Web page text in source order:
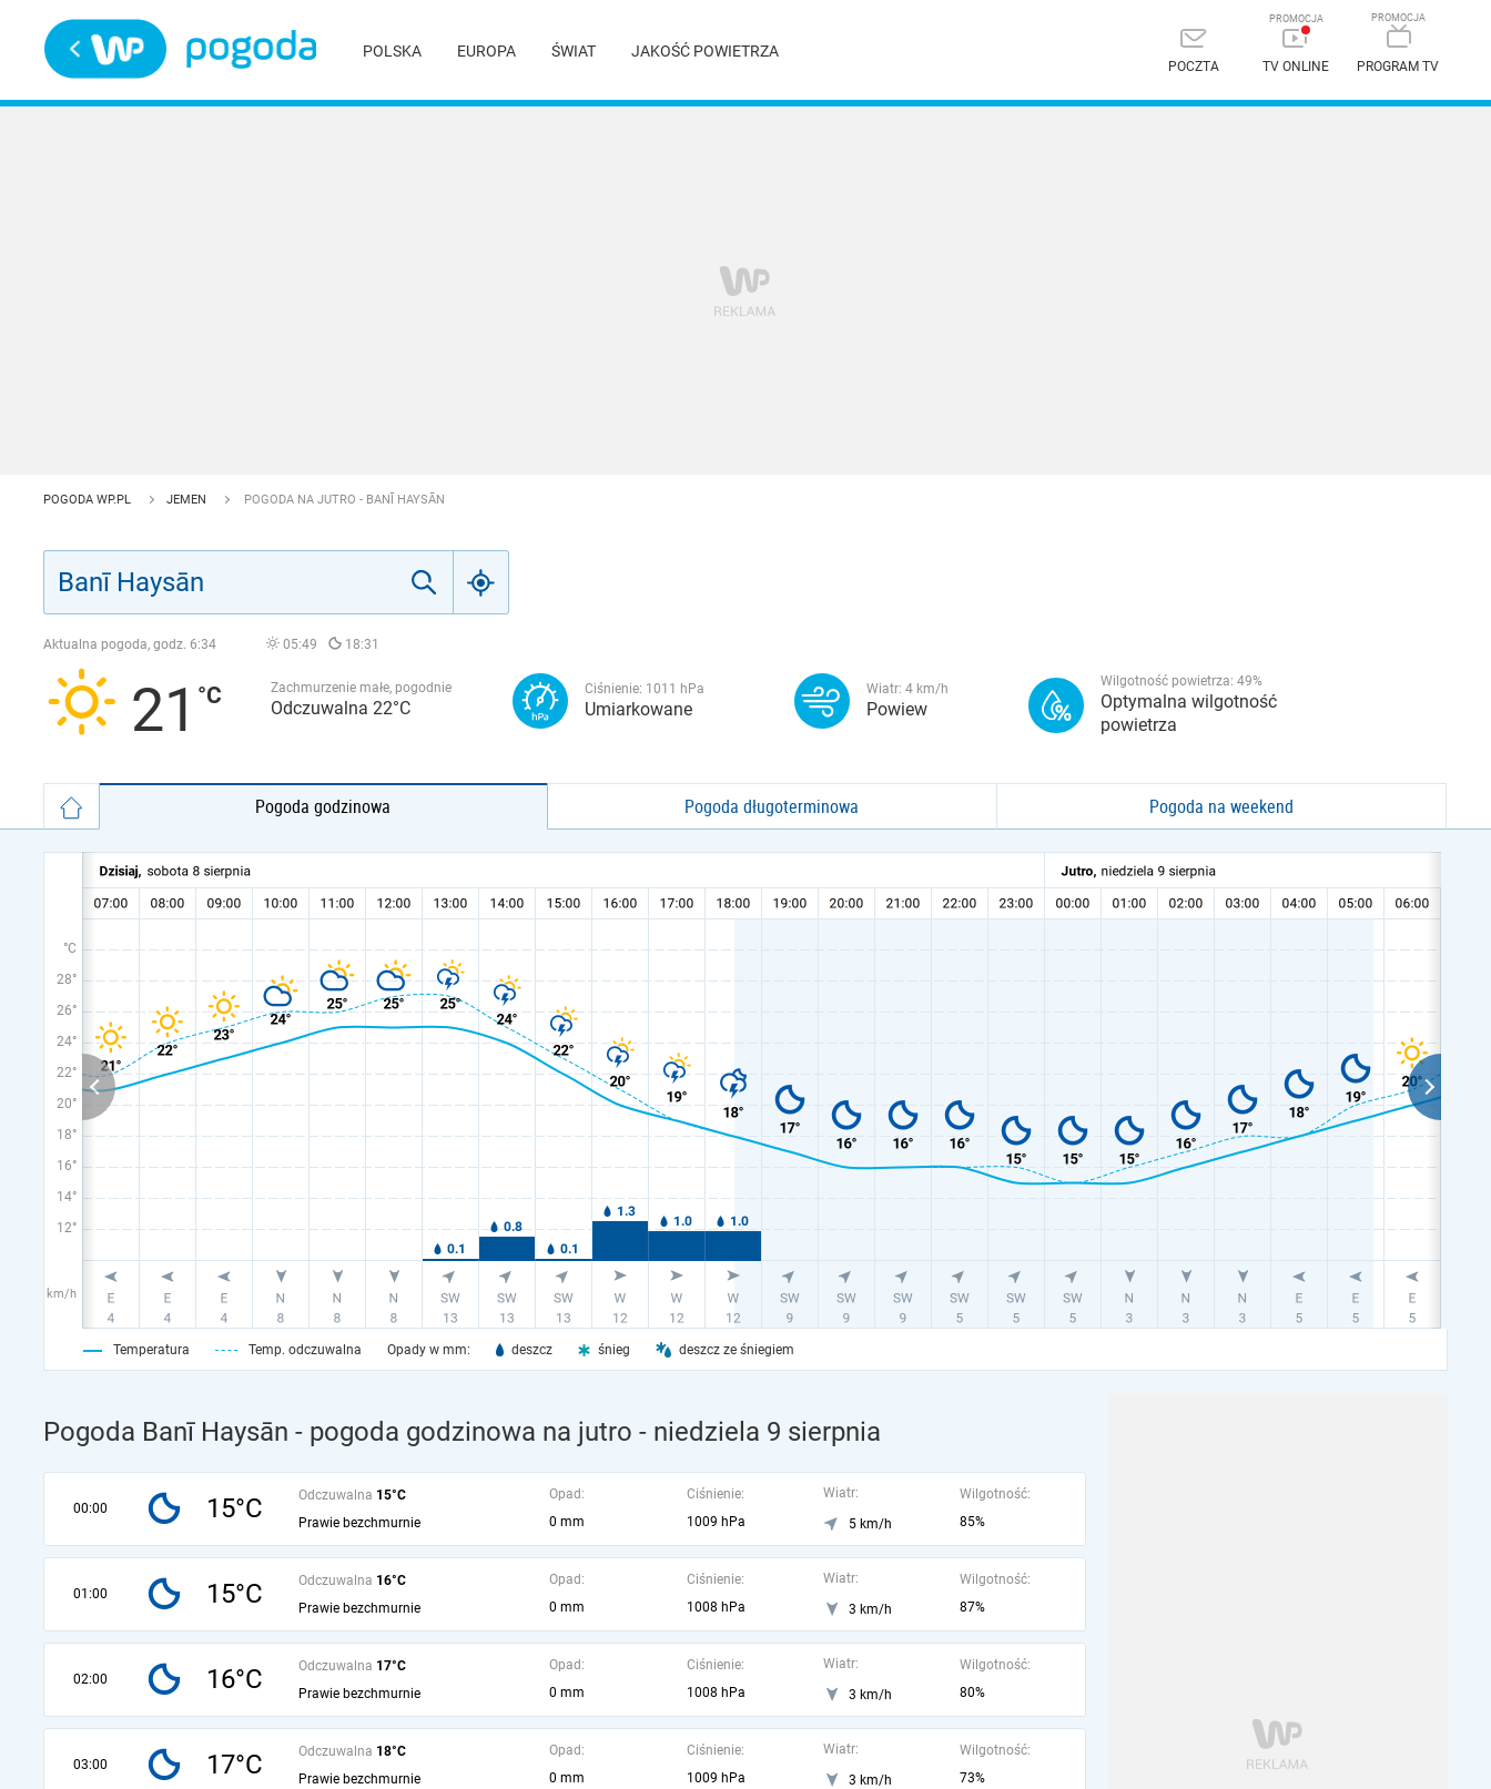
POLSKA EUROPA ŚWIAT JAKOŚĆ POWIETRZA
POCZTA TV ONLINE PROGRAM TV
POGODA WP.PL JEMEN POGODA NA JUTRO - BANĪ HAYSĀN
Aktualna pogoda, godz. 6:34 05:49 18:31
21 Zachmurzenie małe, pogodnie
Odczuwalna 22°C
Ciśnienie: 1011 hPa
Umiarkowane
Wiatr: 4 km/h
Powiew
Wilgotność powietrza: 49%
Optymalna wilgotność
powietrza
Pogoda godzinowa Pogoda długoterminowa Pogoda na weekend
°C
28°
26°
24°
22°
20°
18°
16°
14°
12°
km/h
Temperatura Temp. odczuwalna Opady w mm: deszcz śnieg deszcz ze śniegiem
Pogoda Banī Haysān - pogoda godzinowa na jutro - niedziela 9 sierpnia
00:00 15°C Odczuwalna 15°C
Prawie bezchmurnie
Opad:
0 mm
Ciśnienie:
1009 hPa
Wiatr:
5 km/h
Wilgotność:
85%
01:00 15°C Odczuwalna 16°C
Prawie bezchmurnie
Opad:
0 mm
Ciśnienie:
1008 hPa
Wiatr:
3 km/h
Wilgotność:
87%
02:00 16°C Odczuwalna 17°C
Prawie bezchmurnie
Opad:
0 mm
Ciśnienie:
1008 hPa
Wiatr:
3 km/h
Wilgotność:
80%
03:00 17°C Odczuwalna 18°C
Prawie bezchmurnie
Opad:
0 mm
Ciśnienie:
1009 hPa
Wiatr:
3 km/h
Wilgotność:
73%